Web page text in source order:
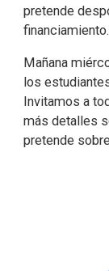
pretende
financiamiento.
Mañana
los
Invitamos a
más detalles
pretende